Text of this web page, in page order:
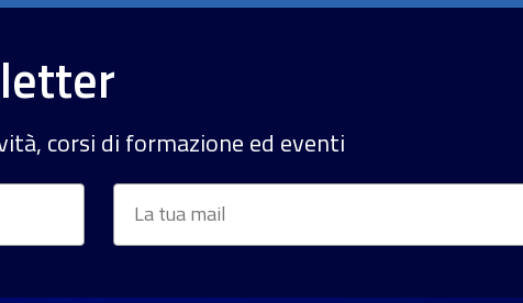
corsi di formazione ed eventi
Email